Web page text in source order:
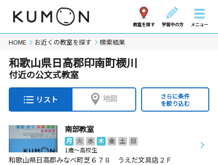
教室を探す 学習中の方 メニュー
HOME お近くの教室を探す 検索結果
和歌山県日高郡印南町樮川
付近の公文式教室
リスト 地図
さらに条件
を絞り込む
南部教室
月 火 水 木 金 土
日
1歳～高校生
和歌山県日高郡みなべ町芝６７８ うえだ文具店２Ｆ